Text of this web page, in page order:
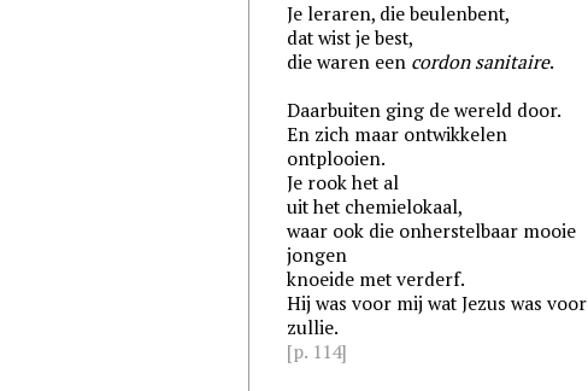
Je leraren, die beulenbent,
dat wist je best,
die waren een cordon sanitaire.
Daarbuiten ging de wereld door.
En zich maar ontwikkelen
ontplooien.
Je rook het al
uit het chemielokaal,
waar ook die onherstelbaar mooie
jongen
knoeide met verderf.
Hij was voor mij wat Jezus was voor
zullie.
[p. 114]